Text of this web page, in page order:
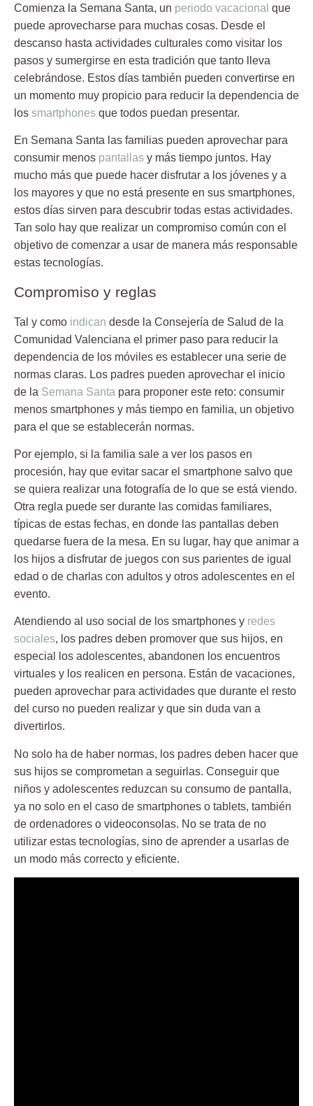
Comienza la Semana Santa, un periodo vacacional que
puede aprovecharse para muchas cosas. Desde el
descanso hasta actividades culturales como visitar los
pasos y sumergirse en esta tradición que tanto lleva
celebrándose. Estos días también pueden convertirse en
un momento muy propicio para reducir la dependencia de
los smartphones que todos puedan presentar.
En Semana Santa las familias pueden aprovechar para
consumir menos pantallas y más tiempo juntos. Hay
mucho más que puede hacer disfrutar a los jóvenes y a
los mayores y que no está presente en sus smartphones,
estos días sirven para descubrir todas estas actividades.
Tan solo hay que realizar un compromiso común con el
objetivo de comenzar a usar de manera más responsable
estas tecnologías.
Compromiso y reglas
Tal y como indican desde la Consejería de Salud de la
Comunidad Valenciana el primer paso para reducir la
dependencia de los móviles es establecer una serie de
normas claras. Los padres pueden aprovechar el inicio
de la Semana Santa para proponer este reto: consumir
menos smartphones y más tiempo en familia, un objetivo
para el que se establecerán normas.
Por ejemplo, si la familia sale a ver los pasos en
procesión, hay que evitar sacar el smartphone salvo que
se quiera realizar una fotografía de lo que se está viendo.
Otra regla puede ser durante las comidas familiares,
típicas de estas fechas, en donde las pantallas deben
quedarse fuera de la mesa. En su lugar, hay que animar a
los hijos a disfrutar de juegos con sus parientes de igual
edad o de charlas con adultos y otros adolescentes en el
evento.
Atendiendo al uso social de los smartphones y redes
sociales, los padres deben promover que sus hijos, en
especial los adolescentes, abandonen los encuentros
virtuales y los realicen en persona. Están de vacaciones,
pueden aprovechar para actividades que durante el resto
del curso no pueden realizar y que sin duda van a
divertirlos.
No solo ha de haber normas, los padres deben hacer que
sus hijos se comprometan a seguirlas. Conseguir que
niños y adolescentes reduzcan su consumo de pantalla,
ya no solo en el caso de smartphones o tablets, también
de ordenadores o videoconsolas. No se trata de no
utilizar estas tecnologías, sino de aprender a usarlas de
un modo más correcto y eficiente.